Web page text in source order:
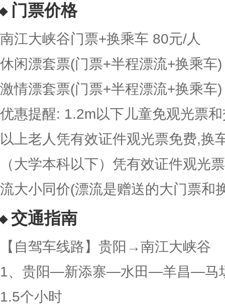
门票价格
南江大峡谷门票+换乘车 80元/人
休闲漂套票(门票+半程漂流+换乘车
激情漂套票(门票+半程漂流+换乘车
优惠提醒: 1.2m以下儿童免观光票
以上老人凭有效证件观光票免费,换
（大学本科以下）凭有效证件观光
流大小同价(漂流是赠送的大门票和
交通指南
【自驾车线路】贵阳→南江大峡谷
1、贵阳—新添寨—水田—羊昌—马
1.5个小时